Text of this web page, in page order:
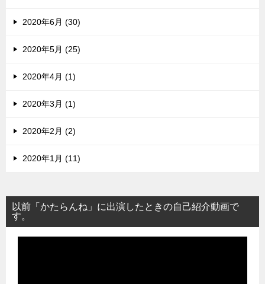
2020年6月 (30)
2020年5月 (25)
2020年4月 (1)
2020年3月 (1)
2020年2月 (2)
2020年1月 (11)
以前「かたらんね」に出演したときの自己紹介動画で
す。